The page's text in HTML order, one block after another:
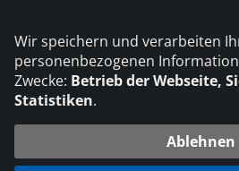
Die DVS Media GmbH ist ein
Wir speichern und verarbeiten
personenbezogenen
Zwecke: Betrieb der Webseite,
Statistiken.
Ablehnen